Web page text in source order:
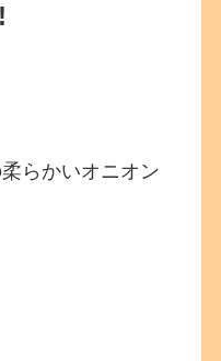
らかいオニオン